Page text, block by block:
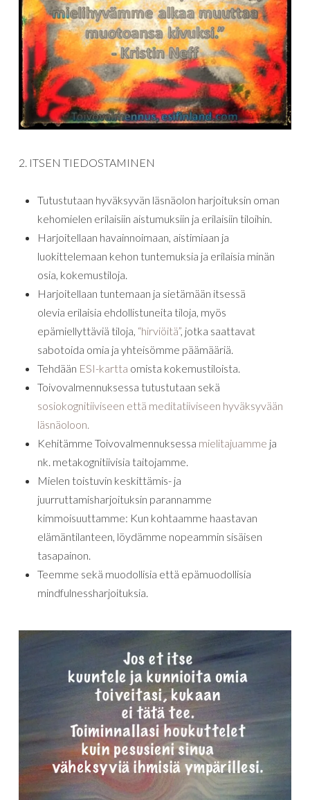
2. ITSEN TIEDOSTAMINEN
Tutustutaan hyväksyvän läsnäolon harjoituksin oman
kehomielen erilaisiin aistumuksiin ja erilaisiin tiloihin.
Harjoitellaan havainnoimaan, aistimiaan ja
luokittelemaan kehon tuntemuksia ja erilaisia minän
osia, kokemustiloja.
Harjoitellaan tuntemaan ja sietämään itsessä
olevia erilaisia ehdollistuneita tiloja, myös
epämiellyttäviä tiloja, “hirviöitä”, jotka saattavat
sabotoida omia ja yhteisömme päämääriä.
Tehdään ESI-kartta omista kokemustiloista.
Toivovalmennuksessa tutustutaan sekä
sosiokognitiiviseen että meditatiiviseen hyväksyvään
läsnäoloon.
Kehitämme Toivovalmennuksessa mielitajuamme ja
nk. metakognitiivisia taitojamme.
Mielen toistuvin keskittämis- ja
juurruttamisharjoituksin parannamme
kimmoisuuttamme: Kun kohtaamme haastavan
elämäntilanteen, löydämme nopeammin sisäisen
tasapainon.
Teemme sekä muodollisia että epämuodollisia
mindfulnessharjoituksia.